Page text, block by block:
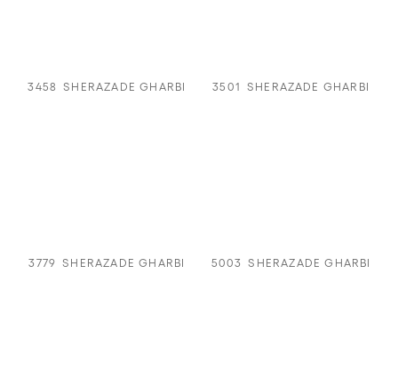
3458 SHERAZADE GHARBI 3501 SHERAZADE GHARBI
3779 SHERAZADE GHARBI 5003 SHERAZADE GHARBI